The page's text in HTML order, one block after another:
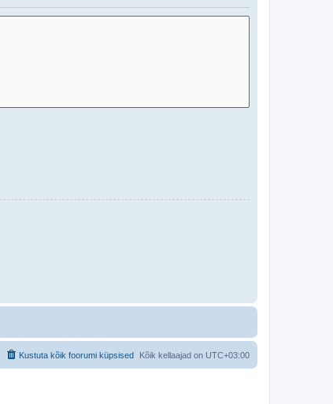
Kõik kellaajad on UTC+03:00
Kustuta kõik foorumi küpsised